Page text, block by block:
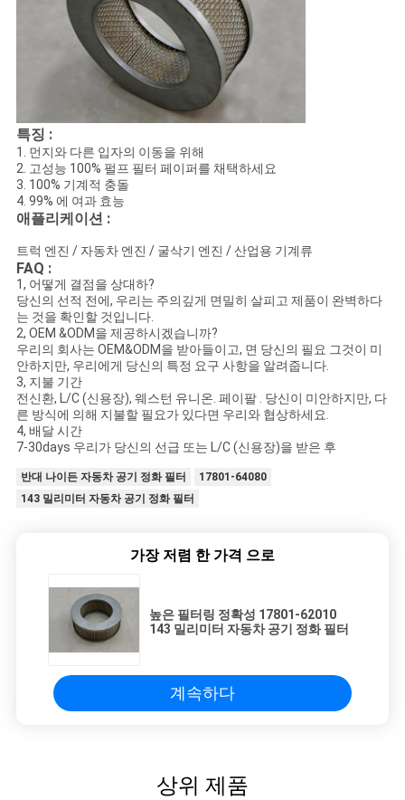
특징 :
1. 먼지와 다른 입자의 이동을 위해
2. 고성능 100% 펄프 필터 페이퍼를 채택하세요
3. 100% 기계적 충돌
4. 99% 에 여과 효능
애플리케이션 :
트럭 엔진 / 자동차 엔진 / 굴삭기 엔진 / 산업용 기계류
FAQ :
1, 어떻게 결점을 상대하?
당신의 선적 전에, 우리는 주의깊게 면밀히 살피고 제품이 완벽하다
는 것을 확인할 것입니다.
2, OEM &ODM을 제공하시겠습니까?
우리의 회사는 OEM&ODM을 받아들이고, 면 당신의 필요 그것이 미
안하지만, 우리에게 당신의 특정 요구 사항을 알려줍니다.
3, 지불 기간
전신환, L/C (신용장), 웨스턴 유니온. 페이팔 . 당신이 미안하지만, 다
른 방식에 의해 지불할 필요가 있다면 우리와 협상하세요.
4, 배달 시간
7-30days 우리가 당신의 선급 또는 L/C (신용장)을 받은 후
반대 나이든 자동차 공기 정화 필터
17801-64080
143 밀리미터 자동차 공기 정화 필터
가장 저렴 한 가격 으로
높은 필터링 정확성 17801-62010
143 밀리미터 자동차 공기 정화 필터
계속하다
상위 제품